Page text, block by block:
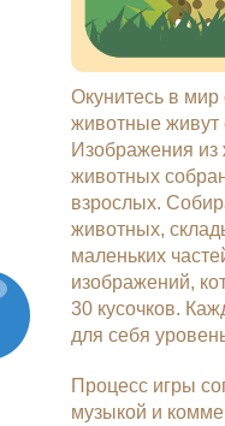
Окунитесь в
животные живут
Изображения из
животных
взрослых.
животных,
маленьких
изображений,
30 кусочков.
для себя
Процесс игры
музыкой и